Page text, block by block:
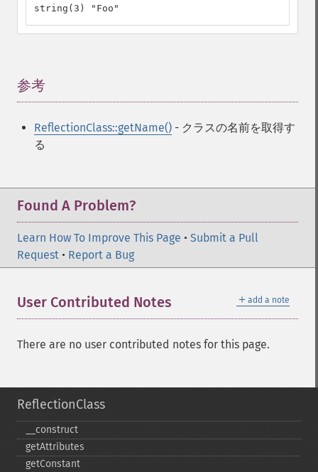
string(3) "Foo"
参考
ReflectionClass::getName() - クラスの名前を取得す
る
Found A Problem?
Learn How To Improve This Page • Submit a Pull
Request • Report a Bug
＋ add a note
User Contributed Notes
There are no user contributed notes for this page.
ReflectionClass
_​_​construct
getAttributes
getConstant